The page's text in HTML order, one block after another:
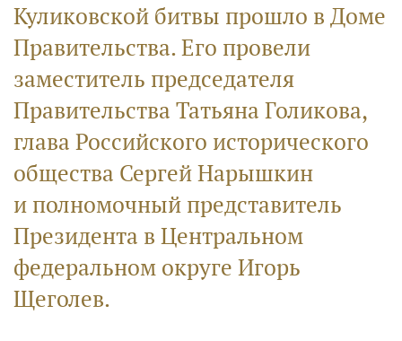
Куликовской битвы прошло в Доме
Правительства. Его провели
заместитель председателя
Правительства Татьяна Голикова,
глава Российского исторического
общества Сергей Нарышкин
и полномочный представитель
Президента в Центральном
федеральном округе Игорь
Щеголев.